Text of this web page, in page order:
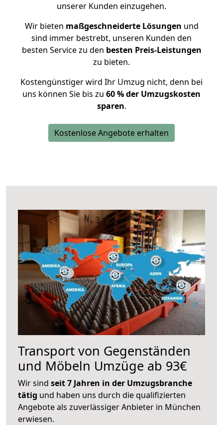
unserer Kunden einzugehen.
Wir bieten maßgeschneiderte Lösungen und
sind immer bestrebt, unseren Kunden den
besten Service zu den besten Preis-Leistungen
zu bieten.
Kostengünstiger wird Ihr Umzug nicht, denn bei
uns können Sie bis zu 60 % der Umzugskosten
sparen.
Kostenlose Angebote erhalten
Transport von Gegenständen
und Möbeln Umzüge ab 93€
Wir sind seit 7 Jahren in der Umzugsbranche
tätig und haben uns durch die qualifizierten
Angebote als zuverlässiger Anbieter in München
erwiesen.